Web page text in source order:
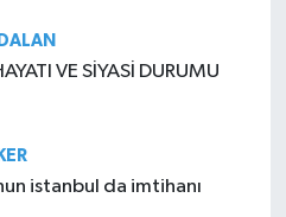
VE SİYASİ DURUMU
istanbul da imtihanı